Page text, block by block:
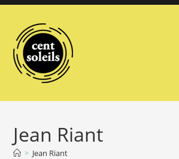
Skip
content
Jean Riant
> Jean Riant